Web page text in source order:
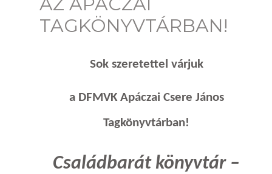
TAGKÖNYVTÁRBAN!
Sok szeretettel várjuk
a DFMVK Apáczai Csere János
Tagkönyvtárban!
Családbarát könyvtár –